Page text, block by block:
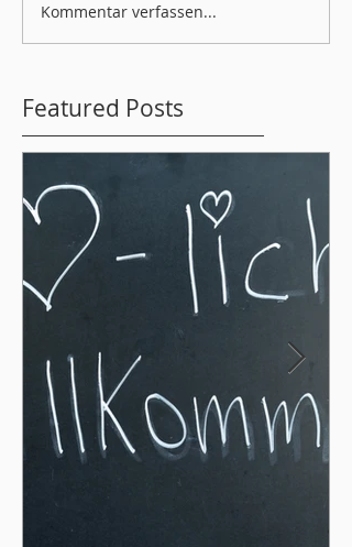
Kommentar verfassen...
Featured Posts